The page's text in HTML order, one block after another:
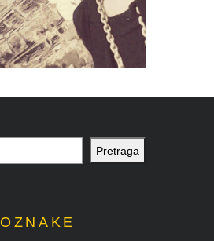
Pretraga
OZNAKE